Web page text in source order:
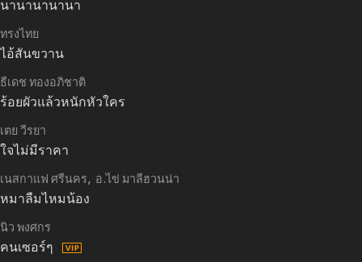
นานานานานา
ทรงไทย
ไอ้สันขวาน
ธีเดช ทองอภิชาติ
ร้อยผัวแล้วหนักหัวใคร
เตย วีรยา
ใจไม่มีราคา
เนสกาแฟ ศรีนคร อ.ไข่ มาลีฮวนน่า
หมาลืมไหมน้อง
นิว พงศกร
คนเซอร์ๆ